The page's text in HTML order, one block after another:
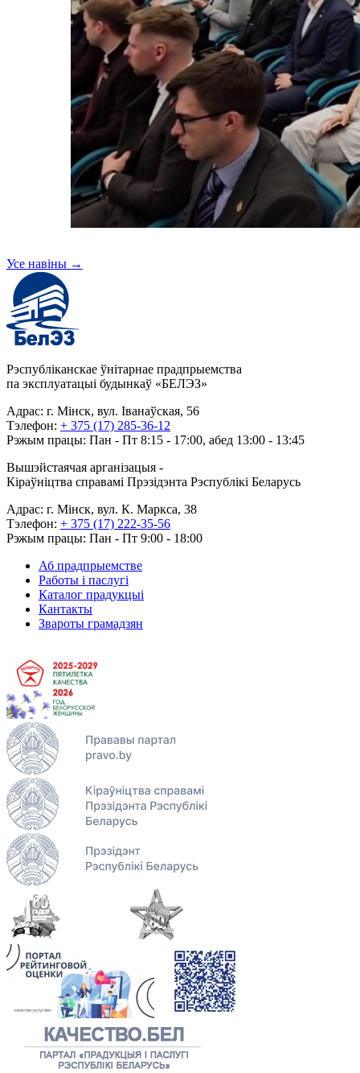
Усе навіны →
Рэспубліканскае ўнітарнае прадпрыемства
па эксплуатацыі будынкаў «БЕЛЭЗ»
Адрас: г. Мінск, вул. Іванаўская, 56
Тэлефон: + 375 (17) 285-36-12
Рэжым працы: Пан - Пт 8:15 - 17:00, абед 13:00 - 13:45
Вышэйстаячая арганізацыя -
Кіраўніцтва справамі Прэзідэнта Рэспублікі Беларусь
Адрас: г. Мінск, вул. К. Маркса, 38
Тэлефон: + 375 (17) 222-35-56
Рэжым працы: Пан - Пт 9:00 - 18:00
Аб прадпрыемстве
Работы і паслугі
Каталог прадукцыі
Кантакты
Звароты грамадзян